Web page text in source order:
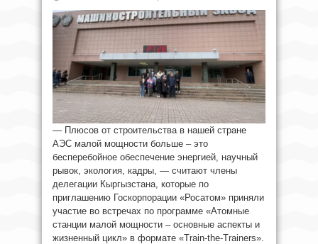
— Плюсов от строительства в нашей стране
АЭС малой мощности больше – это
бесперебойное обеспечение энергией, научный
рывок, экология, кадры, — считают члены
делегации Кыргызстана, которые по
приглашению Госкорпорации «Росатом» приняли
участие во встречах по программе «Атомные
станции малой мощности – основные аспекты и
жизненный цикл» в формате «Train-the-Trainers».